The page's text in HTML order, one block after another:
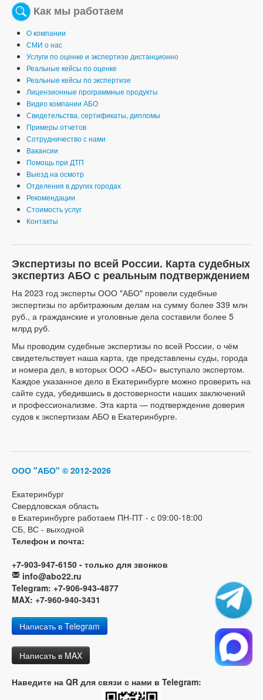
Как мы работаем
О компании
СМИ о нас
Услуги по оценке и экспертизе дистанционно
Реальные кейсы по оценке
Реальные кейсы по экспертизе
Лицензионные программные продукты
Видео компании АБО
Свидетельства, сертификаты, дипломы
Примеры отчетов
Сотрудничество с нами
Вакансии
Помощь при ДТП
Выезд на осмотр
Отделения в других городах
Рекомендации
Стоимость услуг
Контакты
Экспертизы по всей России. Карта судебных
экспертиз АБО с реальным подтверждением
На 2023 год эксперты ООО "АБО" провели судебные
экспертизы по арбитражным делам на сумму более 339 млн
руб., а гражданские и уголовные дела составили более 5
млрд руб.
Мы проводим судебные экспертизы по всей России, о чём
свидетельствует наша карта, где представлены суды, города
и номера дел, в которых ООО «АБО» выступало экспертом.
Каждое указанное дело в Екатеринбурге можно проверить на
сайте суда, убедившись в достоверности наших заключений
и профессионализме. Эта карта — подтверждение доверия
судов к экспертизам АБО в Екатеринбурге.
ООО "АБО" © 2012-2026
Екатеринбург
Свердловская область
в Екатеринбурге работаем ПН-ПТ - с 09:00-18:00
СБ, ВС - выходной
Телефон и почта:
+7-903-947-6150 - только для звонков
info@abo22.ru
Telegram: +7-906-943-4877
MAX: +7-960-940-3431
Написать в Telegram
Написать в MAX
Наведите на QR для связи с нами в Telegram: